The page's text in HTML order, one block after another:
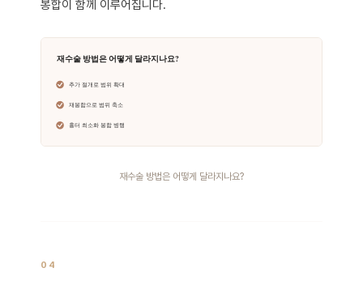
봉합이 함께 이루어집니다.
재수술 방법은 어떻게 달라지나요?
04